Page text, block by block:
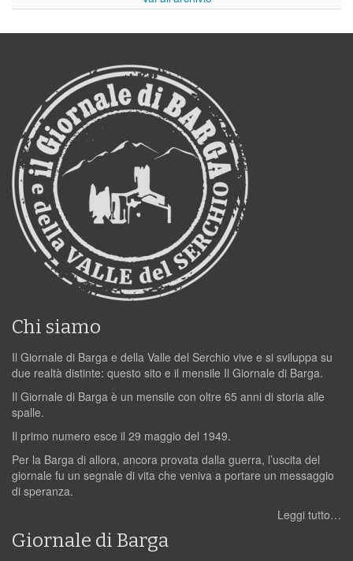
Chi siamo
Il Giornale di Barga e della Valle del Serchio vive e si sviluppa su
due realtà distinte: questo sito e il mensile Il Giornale di Barga.
Il Giornale di Barga è un mensile con oltre 65 anni di storia alle
spalle.
Il primo numero esce il 29 maggio del 1949.
Per la Barga di allora, ancora provata dalla guerra, l’uscita del
giornale fu un segnale di vita che veniva a portare un messaggio
di speranza.
Leggi tutto…
Giornale di Barga